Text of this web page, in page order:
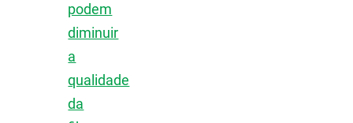
podem
diminuir
a
qualidade
da